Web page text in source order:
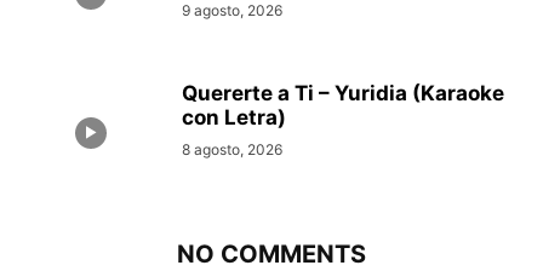
9 agosto, 2026
Quererte a Ti – Yuridia (Karaoke
con Letra)
8 agosto, 2026
NO COMMENTS